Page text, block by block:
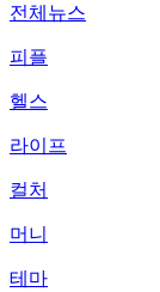
전체뉴스
피플
헬스
라이프
컬처
머니
테마